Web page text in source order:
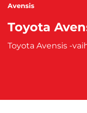
Avensis
Toyota